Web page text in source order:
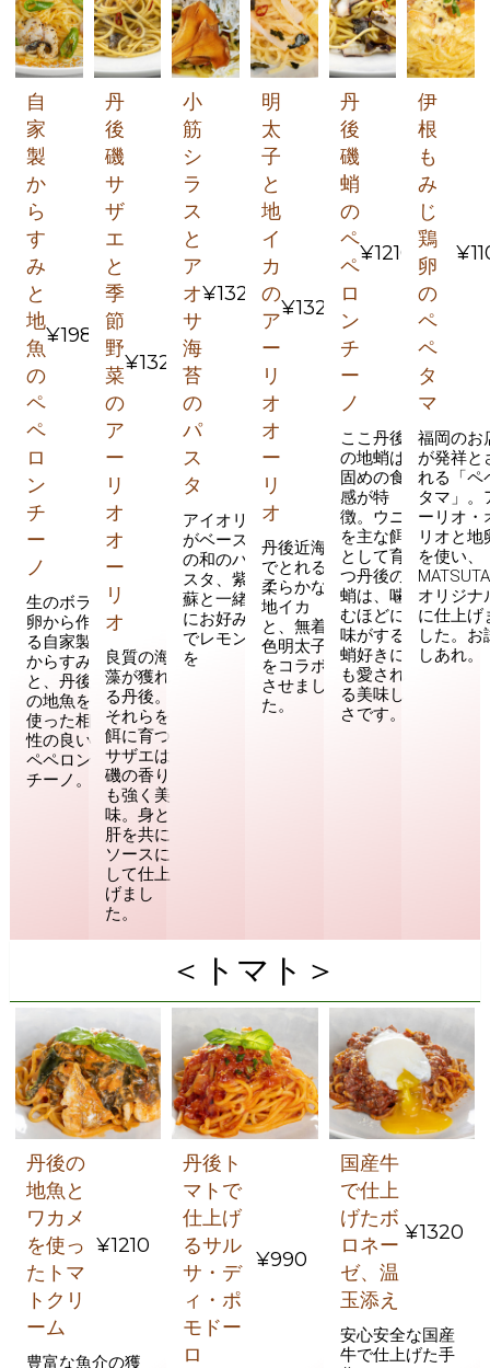
自
家
製
か
ら
す
み
と
地
魚
の
ペ
ペ
ロ
ン
チ
ー
ノ
¥1980
生のボラ
卵から作
る自家製
からすみ
と、丹後
の地魚を
使った相
性の良い
ペペロン
チーノ。
丹
後
磯
サ
ザ
エ
と
季
節
野
菜
の
ア
ー
リ
オ
オ
ー
リ
オ
¥1320
良質の海
藻が獲れ
る丹後。
それらを
餌に育つ
サザエは
磯の香り
も強く美
味。身と
肝を共に
ソースに
して仕上
げまし
た。
小
筋
シ
ラ
ス
と
ア
オ
サ
海
苔
の
パ
ス
タ
¥1320
アイオリ
がベース
の和のパ
スタ、紫
蘇と一緒
にお好み
でレモン
を
明
太
子
と
地
イ
カ
の
ア
ー
リ
オ
オ
ー
リ
オ
¥1320
丹後近海
でとれる
柔らかな
地イカ
と、無着
色明太子
をコラボ
させまし
た。
丹
後
磯
蛸
の
ペ
ペ
ロ
ン
チ
ー
ノ
¥1210
ここ丹後
の地蛸は
固めの食
感が特
徴。ウニ
を主な餌
として育
つ丹後の
蛸は、噛
むほどに
味がする
蛸好きに
も愛され
る美味し
さです。
伊
根
も
み
じ
鶏
卵
の
ペ
ペ
タ
マ
福岡のお
が発祥と
れる「ペ
タマ」。
ーリオ・
リオと地
を使い、
オリジナ
に仕上げ
した。お
しあれ。
＜トマト＞
丹後の
地魚と
ワカメ
を使っ
たトマ
トクリ
ーム
¥1210
豊富な魚介の獲
丹後ト
マトで
仕上げ
るサル
サ・デ
ィ・ポ
モドー
ロ
¥990
国産牛
で仕上
げたボ
ロネー
ゼ、温
玉添え
¥1320
安心安全な国産
牛で仕上げた手